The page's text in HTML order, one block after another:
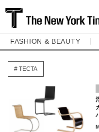
FASHION & BEAUTY
TECTA